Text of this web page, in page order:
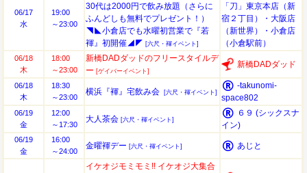
06/17
水
19:00
～23:00
30代は2000円で飲み放題（さらに
ふんどしも無料でプレゼント！）
◥◣小倉店でも水曜初営業で『若
褌』初開催◢◤ [六尺・褌イベント]
「刀」東京本店（新
宿２丁目）・大阪店
（新世界）・小倉店
（小倉駅前）
06/18
木
18:00
～23:00
新橋DADダッドのフリースタイルデ
ー [ゲイバーイベント]
新橋DADダッド
06/18
木
18:30
～23:00
横浜『褌』宅飲み会 [六尺・褌イベント]
-takunomi-
space802
06/19
金
12:00
～17:30
大人茶会 [六尺・褌イベント]
６９ (シックスナ
イン)
06/19
金
16:00
～24:00
金曜褌デー [六尺・褌イベント] あじと
イケオジモミモミ!! イケオジ大集合